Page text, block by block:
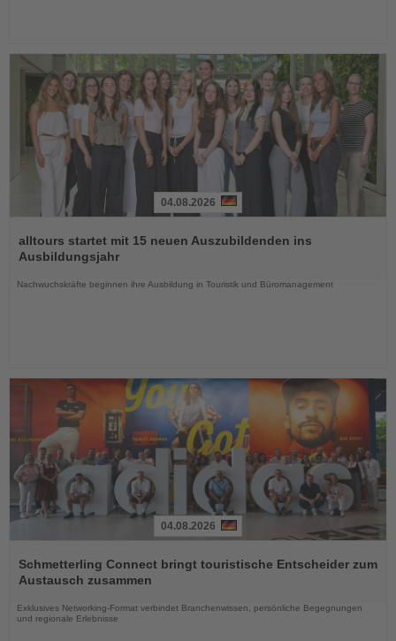
Sie
die
04.08.2026
alltours startet mit 15 neuen Auszubildenden ins
Ausbildungsjahr
Nachwuchskräfte beginnen ihre Ausbildung in Touristik und Büromanagement
Sie
die
04.08.2026
Schmetterling Connect bringt touristische Entscheider zum
Austausch zusammen
Exklusives Networking-Format verbindet Branchenwissen, persönliche Begegnungen
und regionale Erlebnisse